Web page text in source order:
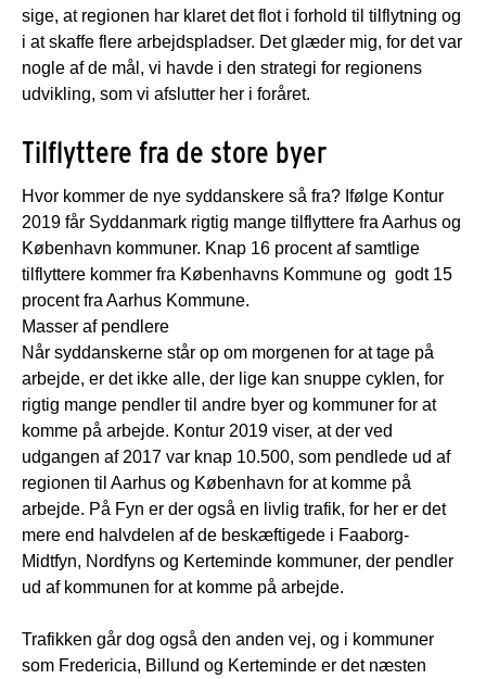
sige, at regionen har klaret det flot i forhold til tilflytning og
i at skaffe flere arbejdspladser. Det glæder mig, for det var
nogle af de mål, vi havde i den strategi for regionens
udvikling, som vi afslutter her i foråret.
Tilflyttere fra de store byer
Hvor kommer de nye syddanskere så fra? Ifølge Kontur
2019 får Syddanmark rigtig mange tilflyttere fra Aarhus og
København kommuner. Knap 16 procent af samtlige
tilflyttere kommer fra Københavns Kommune og godt 15
procent fra Aarhus Kommune.
Masser af pendlere
Når syddanskerne står op om morgenen for at tage på
arbejde, er det ikke alle, der lige kan snuppe cyklen, for
rigtig mange pendler til andre byer og kommuner for at
komme på arbejde. Kontur 2019 viser, at der ved
udgangen af 2017 var knap 10.500, som pendlede ud af
regionen til Aarhus og København for at komme på
arbejde. På Fyn er der også en livlig trafik, for her er det
mere end halvdelen af de beskæftigede i Faaborg-
Midtfyn, Nordfyns og Kerteminde kommuner, der pendler
ud af kommunen for at komme på arbejde.
Trafikken går dog også den anden vej, og i kommuner
som Fredericia, Billund og Kerteminde er det næsten